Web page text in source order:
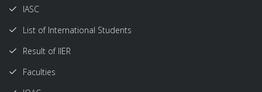
IASC
List of International Students
Result of IIER
Faculties